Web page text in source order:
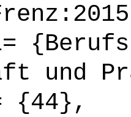
und
{44},